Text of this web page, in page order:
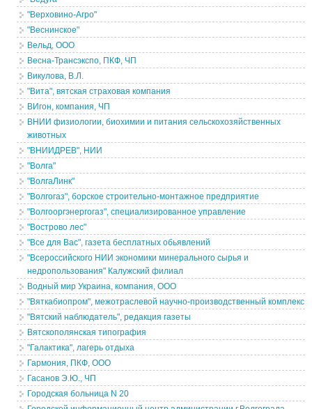
"Верховино-Агро"
"Веснинское"
Вельд, ООО
Весна-Трансэкспо, ПКФ, ЧП
Викулова, В.Л.
"Вита", вятская страховая компания
ВИгон, компания, ЧП
ВНИИ физиологии, биохимии и питания сельскохозяйственных
животных
"ВНИИДРЕВ", НИИ
"Волга"
"ВолгаЛинк"
"Волгогаз", борское строительно-монтажное предприятие
"Волгооргэнергогаз", специализированное управление
"Вострово лес"
"Все для Вас", газета бесплатных обьявлений
"Всероссийского НИИ экономики минерального сырья и
недропользования" Калужский филиал
Водный мир Украина, компания, ООО
"Вяткабиопром", межотраслевой научно-производственный комплекс
"Вятский наблюдатель", редакция газеты
Вятскополянская типография
"Галактика", лагерь отдыха
Гармония, ПКФ, ООО
Гасанов Э.Ю., ЧП
Городская больница N 20